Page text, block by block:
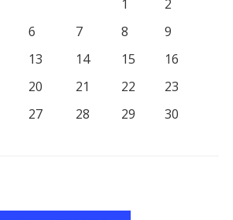
1
2
6 7 8
9
13 14 15
16
20 21 22
23
27 28 29
30